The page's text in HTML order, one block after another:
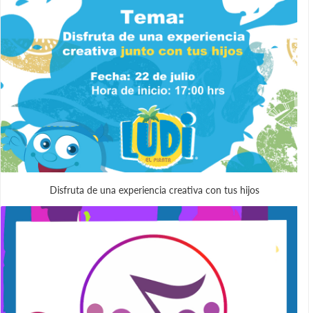
Disfruta de una experiencia creativa con tus hijos